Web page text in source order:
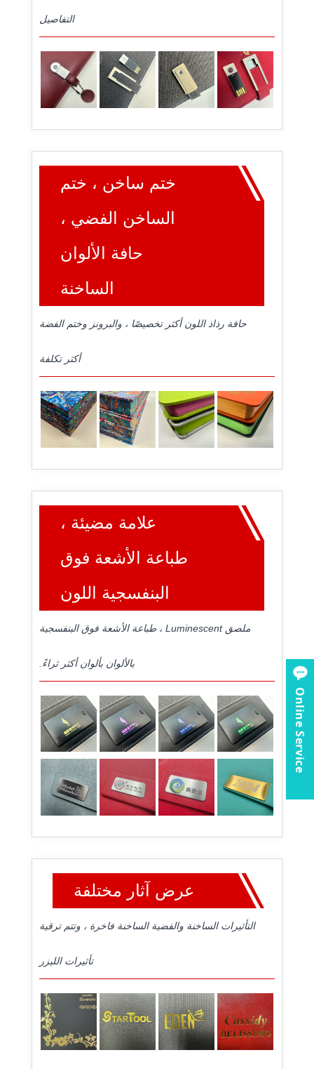
التفاصيل
ختم ساخن ، ختم
الساخن الفضي ،
حافة الألوان
الساخنة
حافة رذاذ اللون أكثر تخصيصًا ، والبرونز وختم الفضة
أكثر تكلفة
علامة مضيئة ،
طباعة الأشعة فوق
البنفسجية اللون
ملصق Luminescent ، طباعة الأشعة فوق البنفسجية
بالألوان بألوان أكثر ثراءً.
عرض آثار مختلفة
التأثيرات الساخنة والفضية الساخنة فاخرة ، وتتم ترقية
تأثيرات الليزر
Online Service